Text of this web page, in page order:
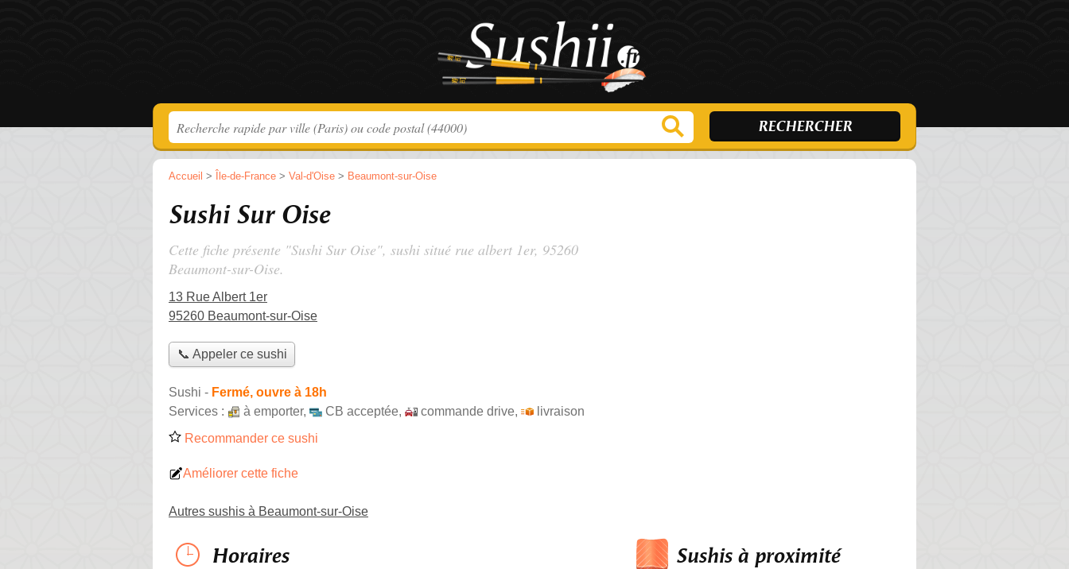
Accueil > Île-de-France > Val-d'Oise > Beaumont-sur-Oise
Sushi Sur Oise
Cette fiche présente "Sushi Sur Oise", sushi situé rue albert 1er, 95260
Beaumont-sur-Oise.
13 Rue Albert 1er
95260 Beaumont-sur-Oise
📞 Appeler ce sushi
Sushi - Fermé, ouvre à 18h
Services :
à emporter, CB acceptée, commande drive,
livraison
Recommander ce sushi
Améliorer cette fiche
Autres sushis à Beaumont-sur-Oise
Horaires Sushis à proximité